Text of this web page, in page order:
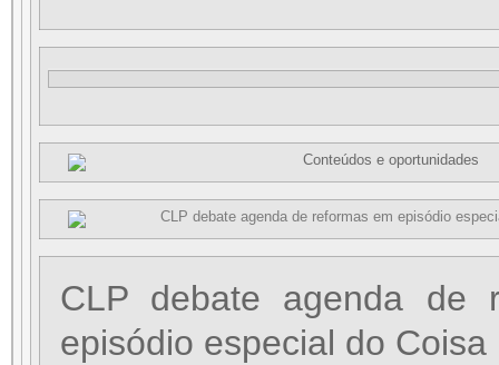
CLP debate agenda de
episódio especial do Coisa